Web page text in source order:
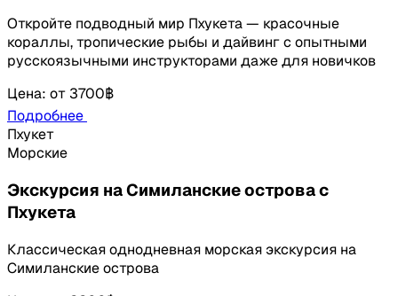
Откройте подводный мир Пхукета — красочные
кораллы, тропические рыбы и дайвинг с опытными
русскоязычными инструкторами даже для новичков
Цена: от 3700฿
Подробнее
Пхукет
Морские
Экскурсия на Симиланские острова с
Пхукета
Классическая однодневная морская экскурсия на
Симиланские острова